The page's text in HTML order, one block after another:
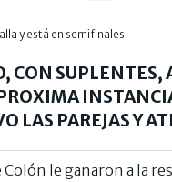
CON
LAS PAREJAS Y
Colón le ganaron a la